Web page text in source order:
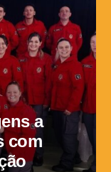
a
com